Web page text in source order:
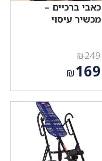
כאבי ברכיים –
מכשיר עיסוי
₪249
המחיר
המקורי
היה:
₪249.
₪169
הנוכחי